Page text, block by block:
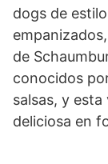
dogs de
de
conocidos
salsas, y
deliciosa en